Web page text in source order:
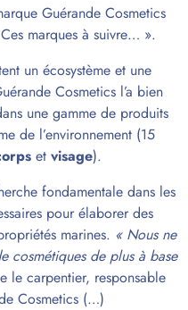
Guérande Cosmetics
marques à suivre… ».
un écosystème et une
Cosmetics l’a bien
une gamme de produits
de l’environnement (15
et visage).
fondamentale dans les
pour élaborer des
marines. « Nous ne
cosmétiques de plus à base
le carpentier, responsable
Cosmetics (…)